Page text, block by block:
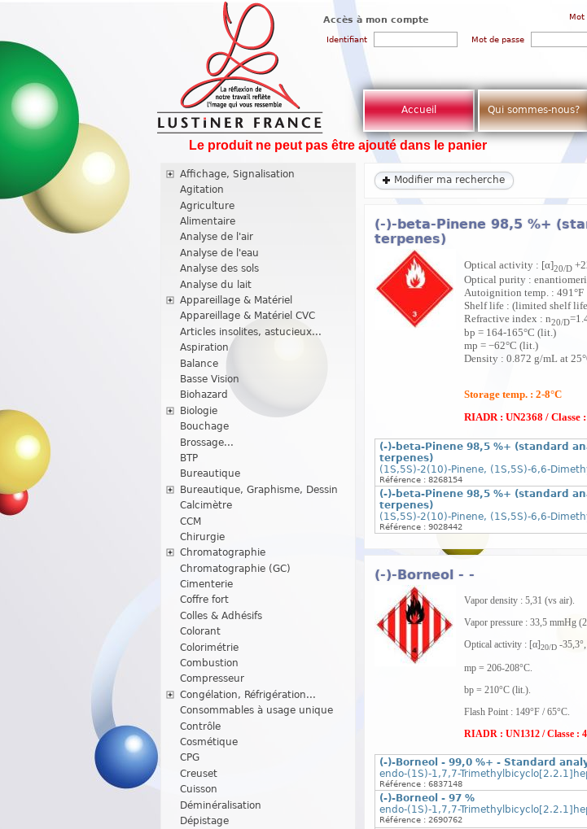
Accès à mon compte Mot
Identifiant Mot de passe
Accueil Qui sommes-nous?
Le produit ne peut pas être ajouté dans le panier
Affichage, Signalisation
Agitation
Agriculture
Alimentaire
Analyse de l'air
Analyse de l'eau
Analyse des sols
Analyse du lait
Appareillage & Matériel
Appareillage & Matériel CVC
Articles insolites, astucieux...
Aspiration
Balance
Basse Vision
Biohazard
Biologie
Bouchage
Brossage...
BTP
Bureautique
Bureautique, Graphisme, Dessin
Calcimètre
CCM
Chirurgie
Chromatographie
Chromatographie (GC)
Cimenterie
Coffre fort
Colles & Adhésifs
Colorant
Colorimétrie
Combustion
Compresseur
Congélation, Réfrigération...
Consommables à usage unique
Contrôle
Cosmétique
CPG
Creuset
Cuisson
Déminéralisation
Dépistage
Modifier ma recherche
(-)-beta-Pinene 98,5 %+
terpenes)
Optical activity : [α]20/D
Optical purity :
Autoignition temp. : 491°F
Shelf life : (limited shelf
Refractive index : n20/D
bp = 164-165°C (lit.)
mp = −62°C (lit.)
Density : 0.872 g/mL at
Storage temp. : 2-8°C
RIADR : UN2368 /
(-)-beta-Pinene 98,5 %+ (standard
terpenes)
(1S,5S)-2(10)-Pinene, (1S,5S)-6,6-
Référence : 8268154
(-)-beta-Pinene 98,5 %+ (standard
terpenes)
(1S,5S)-2(10)-Pinene, (1S,5S)-6,6-
Référence : 9028442
(-)-Borneol - -
Vapor density : 5,31 (vs air).
Vapor pressure : 33,5 mmHg
Optical activity : [α]20/D-35,3°,
mp = 206-208°C.
bp = 210°C (lit.).
Flash Point : 149°F / 65°C.
RIADR : UN1312 / Classe :
(-)-Borneol - 99,0 %+ - Standard
endo-(1S)-1,7,7-
Référence : 6837148
(-)-Borneol - 97 %
endo-(1S)-1,7,7-
Référence : 2690762